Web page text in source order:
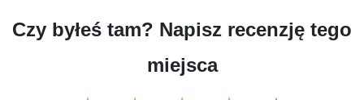
Czy byłeś tam? Napisz recenzję tego
miejsca